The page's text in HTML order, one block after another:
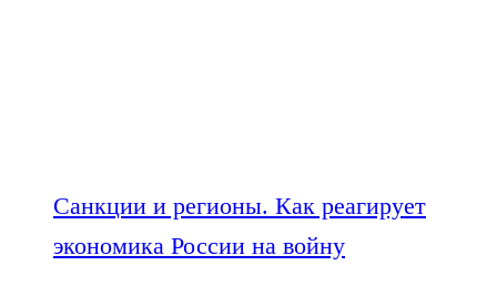
Санкции и регионы. Как реагирует
экономика России на войну